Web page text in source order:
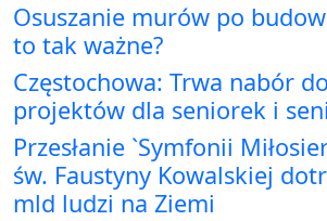
Osuszanie murów po
to tak ważne?
Częstochowa: Trwa nabór
projektów dla seniorek i
Przesłanie `Symfonii
św. Faustyny Kowalskiej
mld ludzi na Ziemi